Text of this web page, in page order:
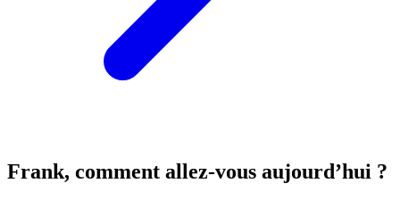
Frank, comment allez-vous aujourd’hui ?